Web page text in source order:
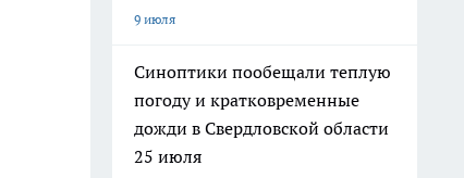
9 июля
Синоптики пообещали теплую
погоду и кратковременные
дожди в Свердловской области
25 июля